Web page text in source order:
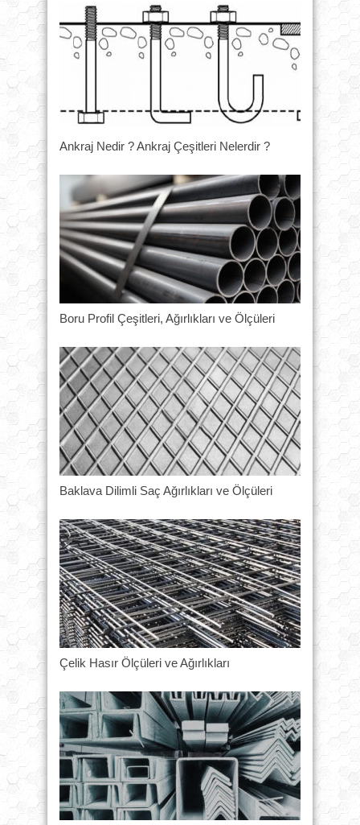
Ankraj Nedir ? Ankraj Çeşitleri Nelerdir ?
Boru Profil Çeşitleri, Ağırlıkları ve Ölçüleri
Baklava Dilimli Saç Ağırlıkları ve Ölçüleri
Çelik Hasır Ölçüleri ve Ağırlıkları